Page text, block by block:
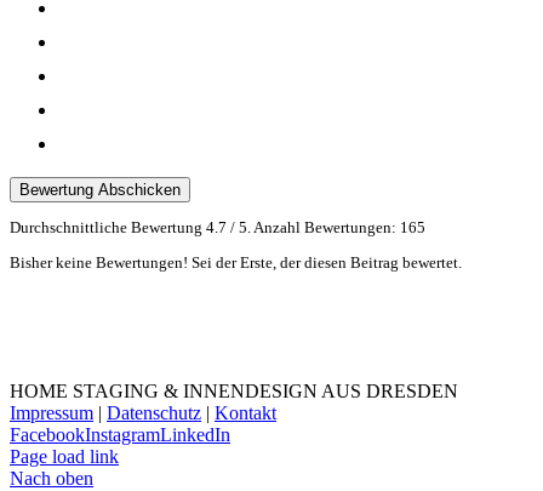
Bewertung Abschicken
Durchschnittliche Bewertung 4.7 / 5. Anzahl Bewertungen: 165
Bisher keine Bewertungen! Sei der Erste, der diesen Beitrag bewertet.
HOME STAGING & INNENDESIGN AUS DRESDEN
Impressum | Datenschutz | Kontakt
FacebookInstagramLinkedIn
Page load link
Nach oben